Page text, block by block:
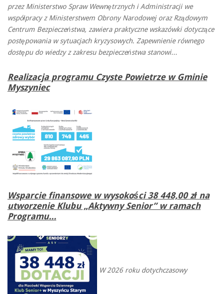
przez Ministerstwo Spraw Wewnętrznych i Administracji we
współpracy z Ministerstwem Obrony Narodowej oraz Rządowym
Centrum Bezpieczeństwa, zawiera praktyczne wskazówki dotyczące
postępowania w sytuacjach kryzysowych. Zapewnienie równego
dostępu do wiedzy z zakresu bezpieczeństwa stanowi...
Realizacja programu Czyste Powietrze w Gminie
Myszyniec
Wsparcie finansowe w wysokości 38 448,00 zł na
utworzenie Klubu „Aktywny Senior” w ramach
Programu...
W 2026 roku dotychczasowy